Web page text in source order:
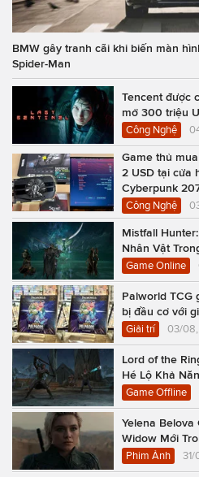
BMW gây tranh cãi khi biến màn
Spider-Man
Tencent được
mở 300 triệu
Công Nghệ
Game thủ
2 USD tại cửa
Cyberpunk
Công Nghệ
Mistfall
Nhân Vật
Game Online
Palworld TCG
bị đầu cơ với
Giải trí 03/08,
Lord of the
Hé Lộ Khả
Game Offline
Yelena Belova
Widow Mới
Phim Ảnh 31/